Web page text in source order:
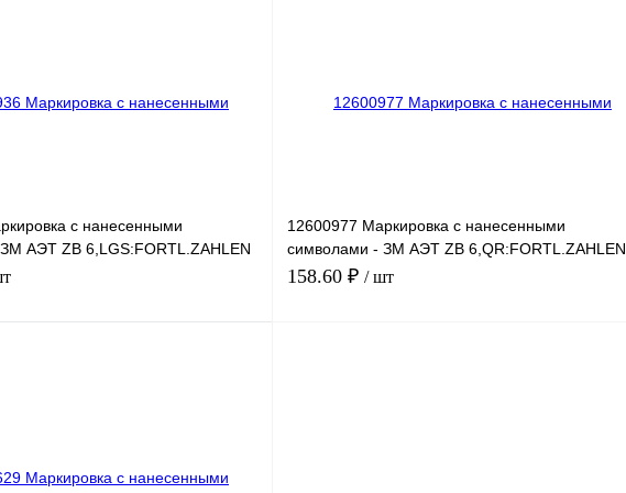
с нанесенными
АЭТ ZB 6,LGS:FORTL.ZAHLEN
12600977 Маркировка с нанесенными
символами - ЗМ АЭТ ZB 6,QR:FORTL.ZAHLEN
321-330
158.60 ₽ / шт